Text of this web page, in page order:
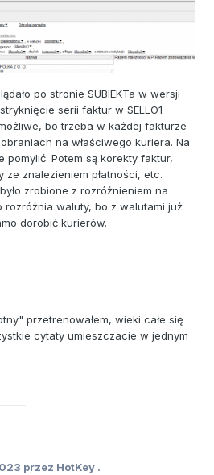
po stronie SUBIEKTa w wersji
serii faktur w SELLO1
bo trzeba w każdej fakturze
na właściwego kuriera. Na
pomylić. Potem są korekty faktur,
ze znalezieniem płatności, etc.
zrobione z rozróżnieniem na
rozróżnia waluty, bo z walutami już
dorobić kurierów.
przetrenowałem, wieki całe się
cytaty umieszczacie w jednym
przez HotKey .